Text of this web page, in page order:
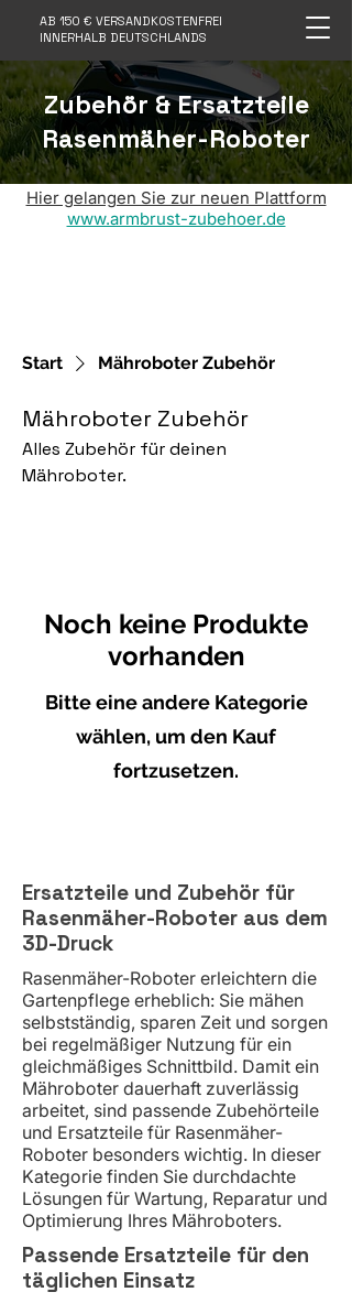
AB 150 € VERSANDKOSTENFREI
INNERHALB DEUTSCHLANDS
Zubehör & Ersatzteile
Rasenmäher-Roboter
Hier gelangen Sie zur neuen Plattform
www.armbrust-zubehoer.de
Start Mähroboter Zubehör
Mähroboter Zubehör
Alles Zubehör für deinen
Mähroboter.
Noch keine Produkte
vorhanden
Bitte eine andere Kategorie
wählen, um den Kauf
fortzusetzen.
Ersatzteile und Zubehör für
Rasenmäher-Roboter aus dem
3D-Druck
Rasenmäher-Roboter erleichtern die
Gartenpflege erheblich: Sie mähen
selbstständig, sparen Zeit und sorgen
bei regelmäßiger Nutzung für ein
gleichmäßiges Schnittbild. Damit ein
Mähroboter dauerhaft zuverlässig
arbeitet, sind passende Zubehörteile
und Ersatzteile für Rasenmäher-
Roboter besonders wichtig. In dieser
Kategorie finden Sie durchdachte
Lösungen für Wartung, Reparatur und
Optimierung Ihres Mähroboters.
Passende Ersatzteile für den
täglichen Einsatz